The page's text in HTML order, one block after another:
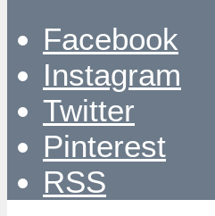
Facebook
Instagram
Twitter
Pinterest
RSS